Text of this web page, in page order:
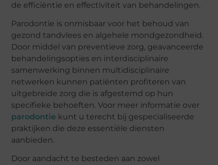
de efficiëntie en effectiviteit van behandelingen.
Parodontie is onmisbaar voor het behoud van
gezond tandvlees en algehele mondgezondheid.
Door middel van preventieve zorg, geavanceerde
behandelingsopties en interdisciplinaire
samenwerking binnen multidisciplinaire
netwerken kunnen patiënten profiteren van
uitgebreide zorg die is afgestemd op hun
specifieke behoeften. Voor meer informatie over
parodontie kunt u terecht bij gespecialiseerde
praktijken die deze essentiële diensten
aanbieden.
Door aandacht te besteden aan zowel